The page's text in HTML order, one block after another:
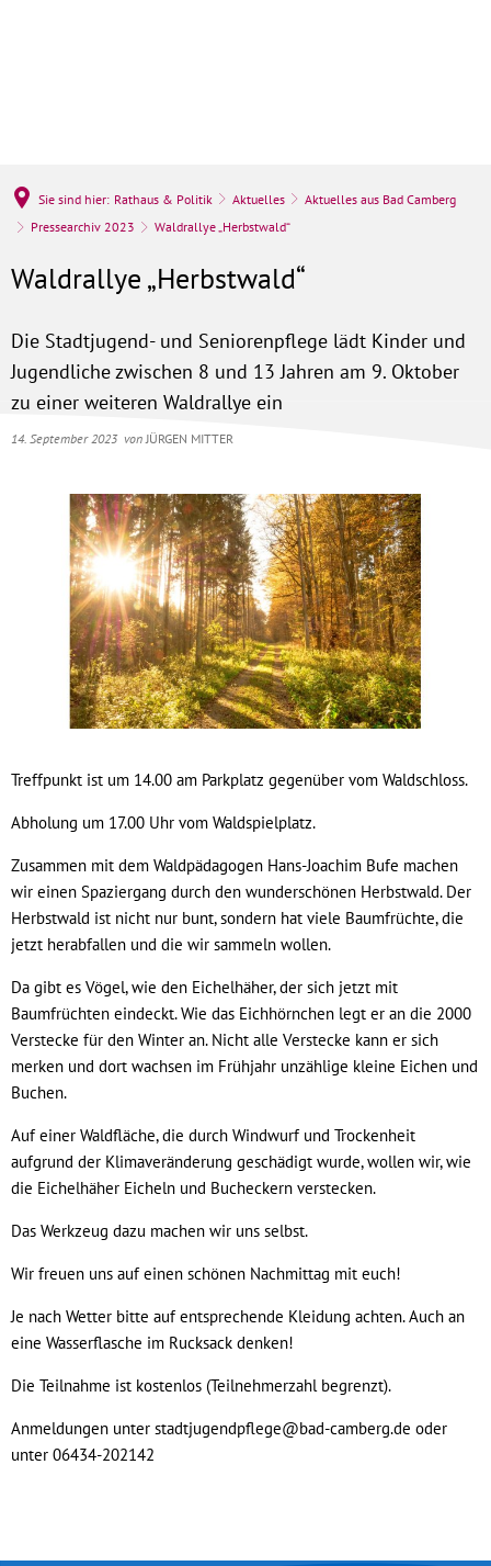
Sie sind hier: Rathaus & Politik Aktuelles
Aktuelles aus Bad Camberg
Pressearchiv 2023
Waldrallye „Herbstwald“
Waldrallye „Herbstwald“
Die Stadtjugend- und Seniorenpflege lädt Kinder und
Jugendliche zwischen 8 und 13 Jahren am 9. Oktober
zu einer weiteren Waldrallye ein
14. September 2023 vonJÜRGEN MITTER
Treffpunkt ist um 14.00 am Parkplatz gegenüber vom Waldschloss.
Abholung um 17.00 Uhr vom Waldspielplatz.
Zusammen mit dem Waldpädagogen Hans-Joachim Bufe machen
wir einen Spaziergang durch den wunderschönen Herbstwald. Der
Herbstwald ist nicht nur bunt, sondern hat viele Baumfrüchte, die
jetzt herabfallen und die wir sammeln wollen.
Da gibt es Vögel, wie den Eichelhäher, der sich jetzt mit
Baumfrüchten eindeckt. Wie das Eichhörnchen legt er an die 2000
Verstecke für den Winter an. Nicht alle Verstecke kann er sich
merken und dort wachsen im Frühjahr unzählige kleine Eichen und
Buchen.
Auf einer Waldfläche, die durch Windwurf und Trockenheit
aufgrund der Klimaveränderung geschädigt wurde, wollen wir, wie
die Eichelhäher Eicheln und Bucheckern verstecken.
Das Werkzeug dazu machen wir uns selbst.
Wir freuen uns auf einen schönen Nachmittag mit euch!
Je nach Wetter bitte auf entsprechende Kleidung achten. Auch an
eine Wasserflasche im Rucksack denken!
Die Teilnahme ist kostenlos (Teilnehmerzahl begrenzt).
Anmeldungen unter stadtjugendpflege@bad-camberg.de oder
unter 06434-202142